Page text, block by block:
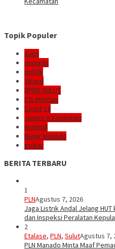
Topik Populer
sulut
manado
politik
Talaud
DPRD SULUT
E2L-Mantap
Covid-19
James A Kojongian
kriminal
Banjir Manado
golkar
BERITA TERBARU
1
PLNAgustus 7, 2026
Jaga Listrik Andal Jelang HUT
dan Inspeksi Peralatan
2
Etalase, PLN, SulutAgustus 7,
PLN Manado Minta Maaf